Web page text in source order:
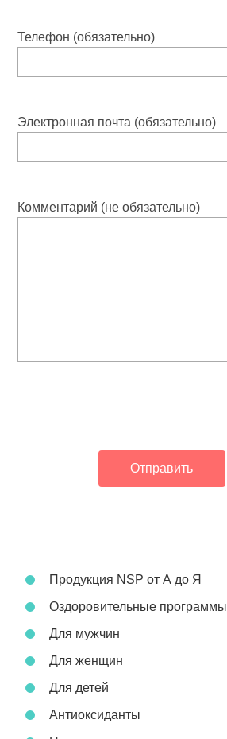
Телефон (обязательно)
Электронная почта (обязательно)
Комментарий (не обязательно)
Продукция NSP от А до Я
Оздоровительные программы
Для мужчин
Для женщин
Для детей
Антиоксиданты